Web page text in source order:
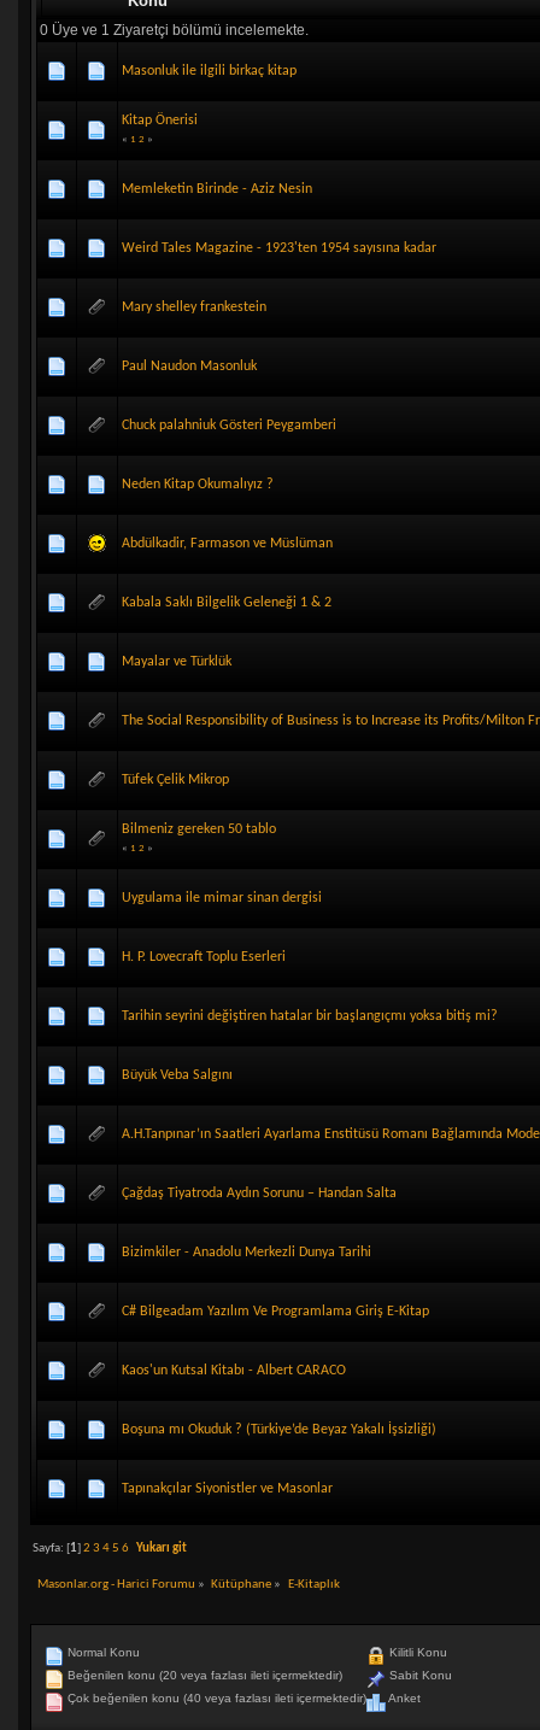
0 Üye ve 1 Ziyaretçi bölümü incelemekte.
Masonluk ile ilgili birkaç kitap
Kitap Önerisi
« 1 2 »
Memleketin Birinde - Aziz Nesin
Weird Tales Magazine - 1923'ten 1954 sayısına kadar
Mary shelley frankestein
Paul Naudon Masonluk
Chuck palahniuk Gösteri Peygamberi
Neden Kitap Okumalıyız ?
Abdülkadir, Farmason ve Müslüman
Kabala Saklı Bilgelik Geleneği 1 & 2
Mayalar ve Türklük
The Social Responsibility of Business is to Increase its Profits/Milton
Tüfek Çelik Mikrop
Bilmeniz gereken 50 tablo
« 1 2 »
Uygulama ile mimar sinan dergisi
H. P. Lovecraft Toplu Eserleri
Tarihin seyrini değiştiren hatalar bir başlangıçmı yoksa bitiş mi?
Büyük Veba Salgını
A.H.Tanpınar’ın Saatleri Ayarlama Enstitüsü Romanı Bağlamında
Çağdaş Tiyatroda Aydın Sorunu – Handan Salta
Bizimkiler - Anadolu Merkezli Dunya Tarihi
C# Bilgeadam Yazılım Ve Programlama Giriş E-Kitap
Kaos'un Kutsal Kitabı - Albert CARACO
Boşuna mı Okuduk ? (Türkiye’de Beyaz Yakalı İşsizliği)
Tapınakçılar Siyonistler ve Masonlar
Sayfa: [1] 2 3 45 6 Yukarı git
Masonlar.org - Harici Forumu » Kütüphane » E-Kitaplık
Normal Konu
Beğenilen konu (20 veya fazlası ileti içermektedir)
Çok beğenilen konu (40 veya fazlası ileti içermektedir)
Kilitli Konu
Sabit Konu
Anket